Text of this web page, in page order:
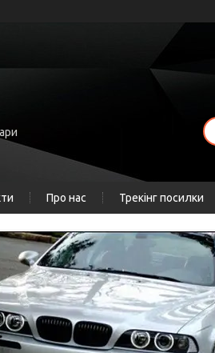
Про нас Трекінг посилки